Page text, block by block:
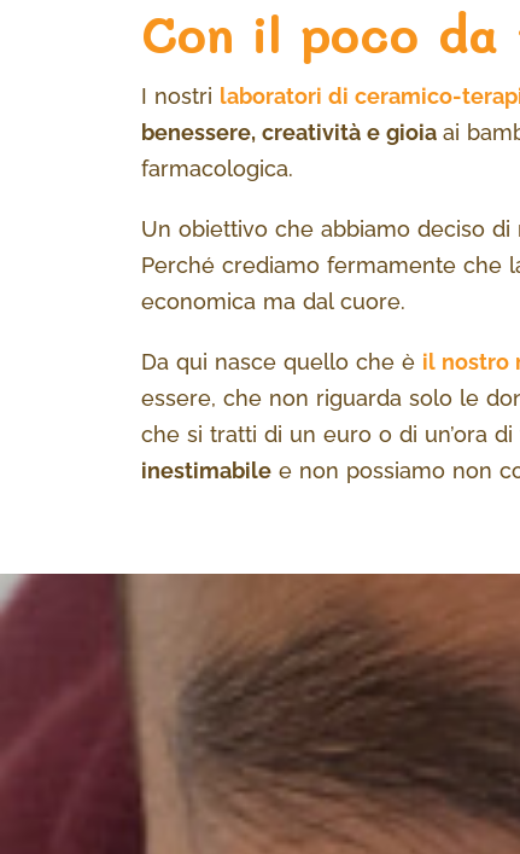
Con il poco
I nostri laboratori di ceramico-
benessere, creatività e gioia ai
farmacologica.
Un obiettivo che abbiamo deciso
Perché crediamo fermamente che
economica ma dal cuore.
Da qui nasce quello che è il nostro
essere, che non riguarda solo le
che si tratti di un euro o di un’ora
inestimabile e non possiamo non